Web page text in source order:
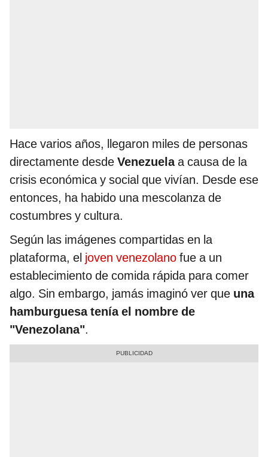
Hace varios años, llegaron miles de personas
directamente desde Venezuelaa causa de la
crisis económica y social que vivían. Desde ese
entonces, ha habido una mescolanza de
costumbres y cultura.
Según las imágenes compartidas en la
plataforma, el joven venezolano fue a un
establecimiento de comida rápida para comer
algo. Sin embargo, jamás imaginó ver que una
hamburguesa tenía el nombre de
"Venezolana".